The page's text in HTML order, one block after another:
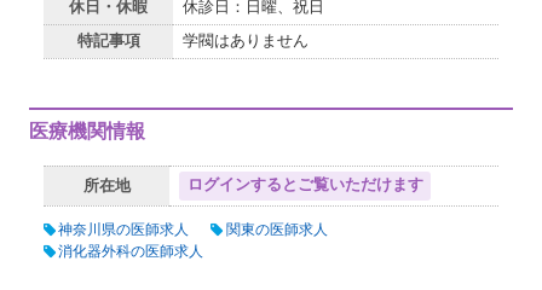
休日・休暇 休診日：日曜、祝日
特記事項 学閥はありません
医療機関情報
所在地 ログインするとご覧いただけます
神奈川県の医師求人
関東の医師求人
消化器外科の医師求人